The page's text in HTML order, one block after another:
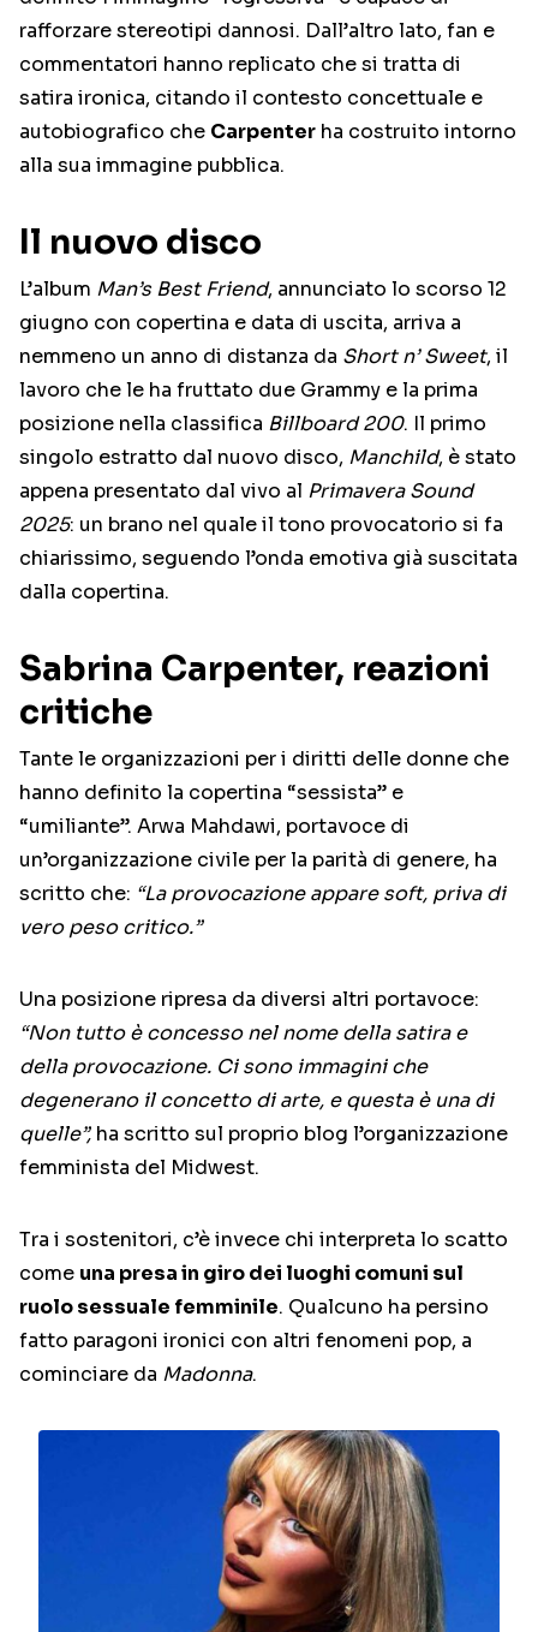
rafforzare stereotipi dannosi. Dall’altro lato, fan e
commentatori hanno replicato che si tratta di
satira ironica, citando il contesto concettuale e
autobiografico che Carpenter ha costruito intorno
alla sua immagine pubblica.
Il nuovo disco
L’album Man’s Best Friend, annunciato lo scorso 12
giugno con copertina e data di uscita, arriva a
nemmeno un anno di distanza da Short n’ Sweet, il
lavoro che le ha fruttato due Grammy e la prima
posizione nella classifica Billboard 200. Il primo
singolo estratto dal nuovo disco, Manchild, è stato
appena presentato dal vivo al Primavera Sound
2025: un brano nel quale il tono provocatorio si fa
chiarissimo, seguendo l’onda emotiva già suscitata
dalla copertina.
Sabrina Carpenter, reazioni
critiche
Tante le organizzazioni per i diritti delle donne che
hanno definito la copertina “sessista” e
“umiliante”. Arwa Mahdawi, portavoce di
un’organizzazione civile per la parità di genere, ha
scritto che: “La provocazione appare soft, priva di
vero peso critico.”
Una posizione ripresa da diversi altri portavoce:
“Non tutto è concesso nel nome della satira e
della provocazione. Ci sono immagini che
degenerano il concetto di arte, e questa è una di
quelle”, ha scritto sul proprio blog l’organizzazione
femminista del Midwest.
Tra i sostenitori, c’è invece chi interpreta lo scatto
come una presa in giro dei luoghi comuni sul
ruolo sessuale femminile. Qualcuno ha persino
fatto paragoni ironici con altri fenomeni pop, a
cominciare da Madonna.